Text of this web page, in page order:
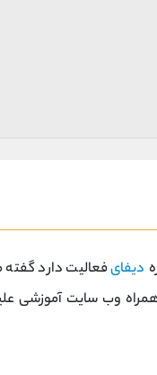
دیفایفعالیت دارد
همراه وب سایت آموزشی